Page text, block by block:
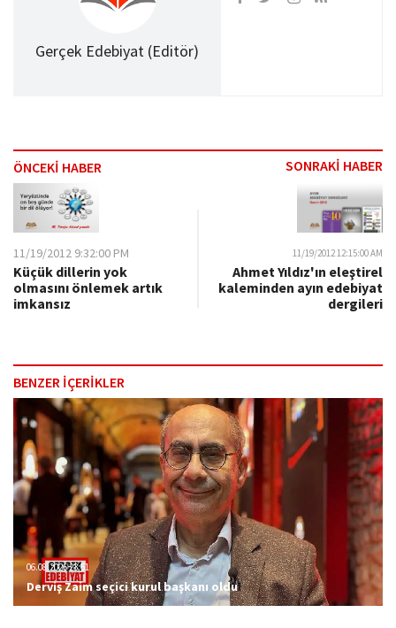
Gerçek Edebiyat (Editör)
ÖNCEKİ HABER SONRAKİ HABER
11/19/2012 9:32:00 PM
Küçük dillerin yok
olmasını önlemek artık
imkansız
11/19/2012 12:15:00 AM
Ahmet Yıldız'ın eleştirel
kaleminden ayın edebiyat
dergileri
BENZER İÇERİKLER
06.08.2026 23:51
Derviş Zaim seçici kurul başkanı oldu